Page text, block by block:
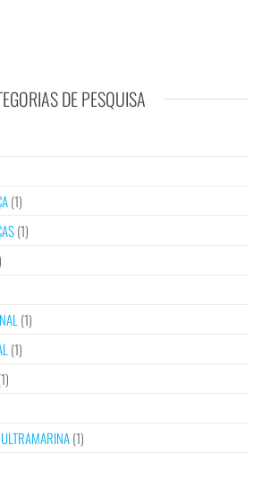
DE PESQUISA
(1)
(1)
(1)
(1)
(1)